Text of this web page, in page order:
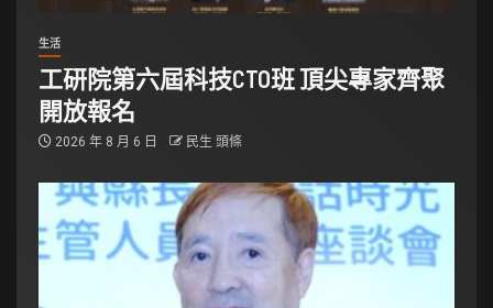
生活
工研院第六屆科技CTO班 頂尖專家齊聚
開放報名
2026 年 8 月 6 日 民生 頭條